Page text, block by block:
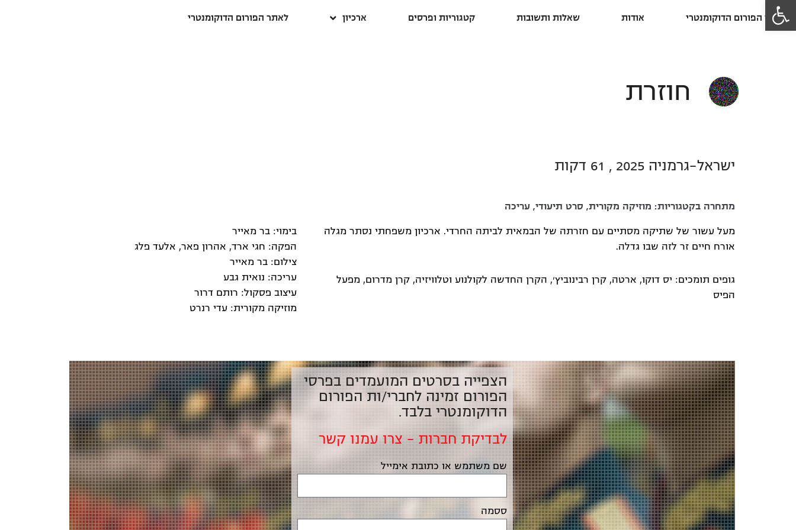
פתח סרגל נגישות
פרסי הפורום הדוקומנטרי אודות שאלות ותשובות קטגוריות ופרסים ארכיון לאתר הפורום הדוקומנטרי
חוזרת
ישראל-גרמניה 2025 , 61 דקות
מתחרה בקטגוריות: מוזיקה מקורית, סרט תיעודי, עריכה
מעל עשור של שתיקה מסתיים עם חזרתה של הבמאית לביתה החרדי. ארכיון משפחתי נסתר מגלה
אורח חיים זר לזה שבו גדלה.
גופים תומכים: יס דוקו, ארטה, קרן רבינוביץ׳, הקרן החדשה לקולנוע וטלוויזיה, קרן מדרום, מפעל
הפיס
בימוי: בר מאייר
הפקה: חגי ארד, אהרון פאר, אלעד פלג
צילום: בר מאייר
עריכה: נואית גבע
עיצוב פסקול: רותם דרור
מוזיקה מקורית: עדי רנרט
הצפייה בסרטים המועמדים בפרסי
הפורום זמינה לחברי/ות הפורום
הדוקומנטרי בלבד.
לבדיקת חברות – צרו עמנו קשר
שם משתמש או כתובת אימייל
ססמה